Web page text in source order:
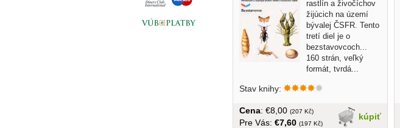
rastlín a živočíchov
žijúcich na území
bývalej ČSFR. Tento
tretí diel je o
bezstavovcoch...
160 strán, veľký
formát, tvrdá...
Stav knihy:
kúpiť
Cena: €8,00 (207 Kč)
Pre Vás: €7,60 (197 Kč)